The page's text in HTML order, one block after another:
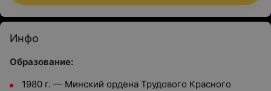
Инфо
Образование:
1980 г. — Минский ордена Трудового Красного